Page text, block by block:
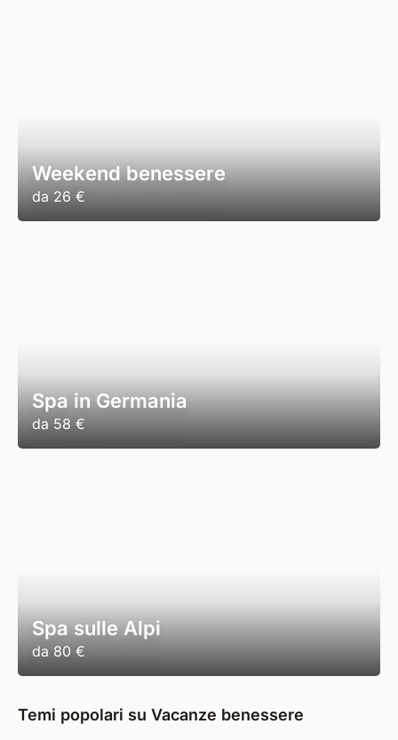
Weekend benessere
da 26 €
Spa in Germania
da 58 €
Spa sulle Alpi
da 80 €
Temi popolari su Vacanze benessere